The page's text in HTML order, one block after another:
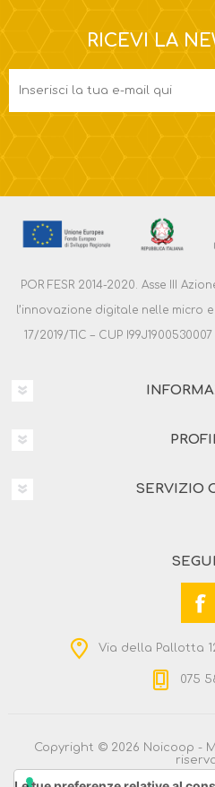
RICEVI LA
POR FESR 2014-2020. Asse III
l’innovazione digitale nelle micro
17/2019/TIC – CUP
SERVIZIO
Via della Pallotta
075
Copyright © 2026 Noicoop -